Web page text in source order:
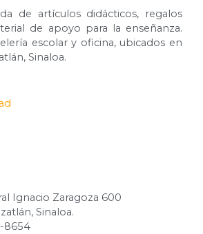
de artículos didácticos, regalos
de apoyo para la enseñanza.
escolar y oficina, ubicados en
Sinaloa.
Ignacio Zaragoza 600
Sinaloa.
8654